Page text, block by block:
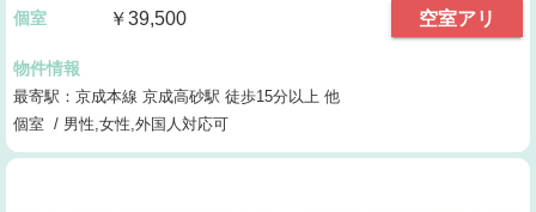
個室 ￥39,500 空室アリ
物件情報
最寄駅：京成本線 京成高砂駅 徒歩15分以上 他
個室 / 男性,女性,外国人対応可